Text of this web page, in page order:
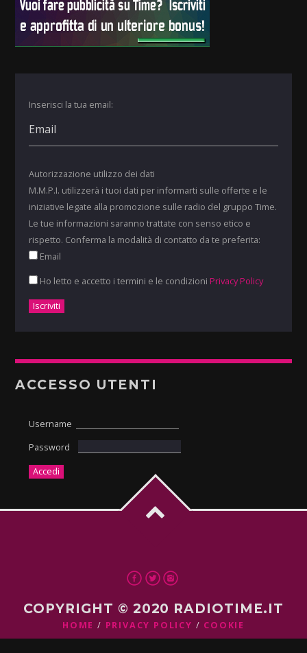
Inserisci la tua email:
Autorizzazione utilizzo dei dati
M.M.P.I. utilizzerà i tuoi dati per informarti sulle offerte e le
iniziative legate alla promozione sulle radio del gruppo Time.
Le tue informazioni saranno trattate con senso etico e
rispetto. Conferma la modalità di contatto da te preferita:
Email
Ho letto e accetto i termini e le condizioni Privacy Policy
ACCESSO UTENTI
Username
Password
COPYRIGHT © 2020 RADIOTIME.IT
HOME PRIVACY POLICY COOKIE